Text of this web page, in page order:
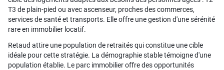
T3 de plain-pied ou avec ascenseur, proches des commerces,
services de santé et transports. Elle offre une gestion d'une sérénité
rare en immobilier locatif.
Retaud attire une population de retraités qui constitue une cible
idéale pour cette stratégie. La démographie stable témoigne d'une
population établie. Le parc immobilier offre des opportunités